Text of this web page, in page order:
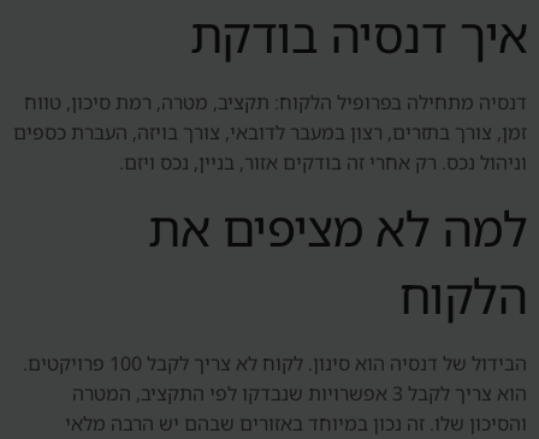
איך דנסיה בודקת
דנסיה מתחילה בפרופיל הלקוח: תקציב, מטרה, רמת סיכון, טווח
זמן, צורך בתזרים, רצון במעבר לדובאי, צורך בויזה, העברת כספים
וניהול נכס. רק אחרי זה בודקים אזור, בניין, נכס ויזם.
למה לא מציפים את
הלקוח
הבידול של דנסיה הוא סינון. לקוח לא צריך לקבל 100 פרויקטים.
הוא צריך לקבל 3 אפשרויות שנבדקו לפי התקציב, המטרה
והסיכון שלו. זה נכון במיוחד באזורים שבהם יש הרבה מלאי